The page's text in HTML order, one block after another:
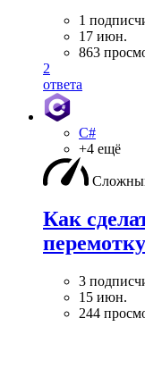
1
17 июн.
863
2
ответа
C#
+4 ещё
Как
3
15 июн.
244